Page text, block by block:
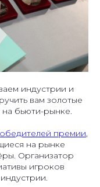
индустрии и
вам золотые
бьюти-рынке.
премии,
на рынке
Организатор
игроков